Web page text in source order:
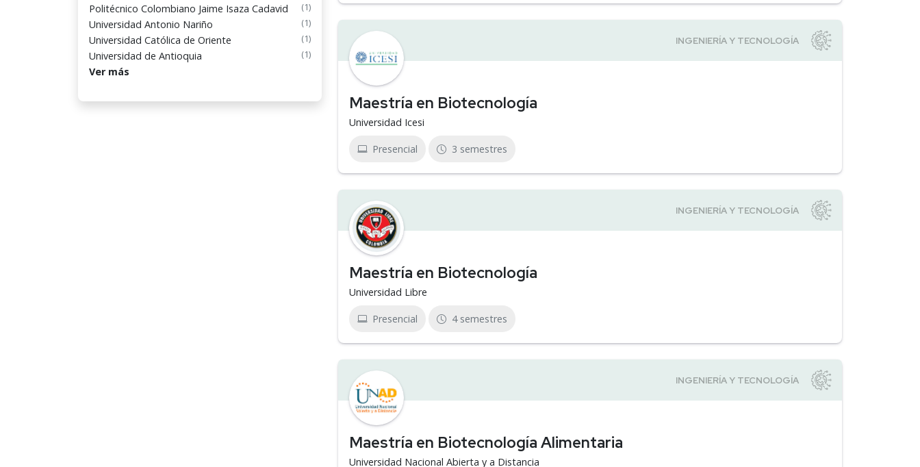
Politécnico Colombiano Jaime Isaza Cadavid (1)
Universidad Antonio Nariño (1)
Universidad Católica de Oriente (1)
Universidad de Antioquia (1)
Ver más
Maestría en Biotecnología
Universidad Icesi
Presencial 3 semestres
Maestría en Biotecnología
Universidad Libre
Presencial 4 semestres
Maestría en Biotecnología Alimentaria
Universidad Nacional Abierta y a Distancia